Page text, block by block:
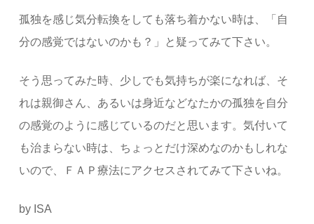
孤独を感じ気分転換をしても落ち着かない時は、「自
分の感覚ではないのかも？」と疑ってみて下さい。
そう思ってみた時、少しでも気持ちが楽になれば、そ
れは親御さん、あるいは身近などなたかの孤独を自分
の感覚のように感じているのだと思います。気付いて
も治まらない時は、ちょっとだけ深めなのかもしれな
いので、ＦＡＰ療法にアクセスされてみて下さいね。
by ISA